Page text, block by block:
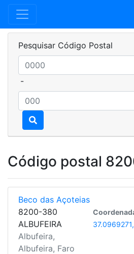
Pesquisar Código Postal
-
Código postal
Beco das Açoteias
8200-380
ALBUFEIRA
Albufeira,
Albufeira, Faro